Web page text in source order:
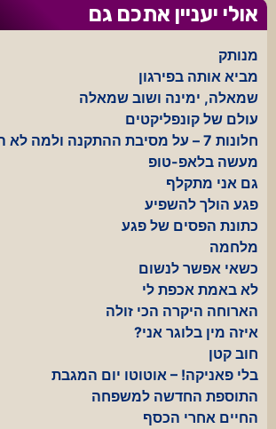
אולי יעניין אתכם גם
מנותק
מביא אותה בפירגון
שמאלה, ימינה ושוב שמאלה
עולם של קונפליקטים
חלונות 7 – על מסיבת ההתקנה ולמה לא התקנתי
מעשה בלאפ-טופ
גם אני מתקלף
פגע הולך להשפיע
כתונת הפסים של פגע
מלחמה
כשאי אפשר לנשום
לא באמת אכפת לי
הארוחה היקרה הכי זולה
איזה מין בלוגר אני?
חוב קטן
בלי פאניקה! – אוטוטו יום המגבת
התוספת החדשה למשפחה
החיים אחרי הכסף